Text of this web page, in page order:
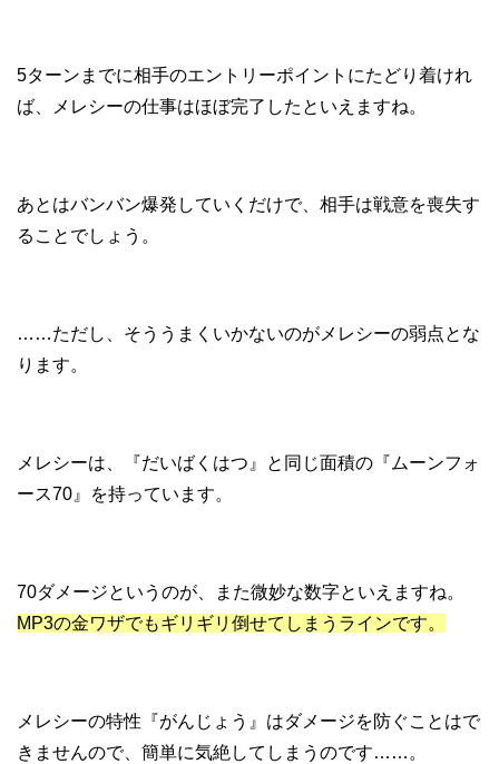
5ターンまでに相手のエントリーポイントにたどり着けれ
ば、メレシーの仕事はほぼ完了したといえますね。
あとはバンバン爆発していくだけで、相手は戦意を喪失す
ることでしょう。
……ただし、そううまくいかないのがメレシーの弱点とな
ります。
メレシーは、『だいばくはつ』と同じ面積の『ムーンフォ
ース70』を持っています。
70ダメージというのが、また微妙な数字といえますね。
MP3の金ワザでもギリギリ倒せてしまうラインです。
メレシーの特性『がんじょう』はダメージを防ぐことはで
きませんので、簡単に気絶してしまうのです……。